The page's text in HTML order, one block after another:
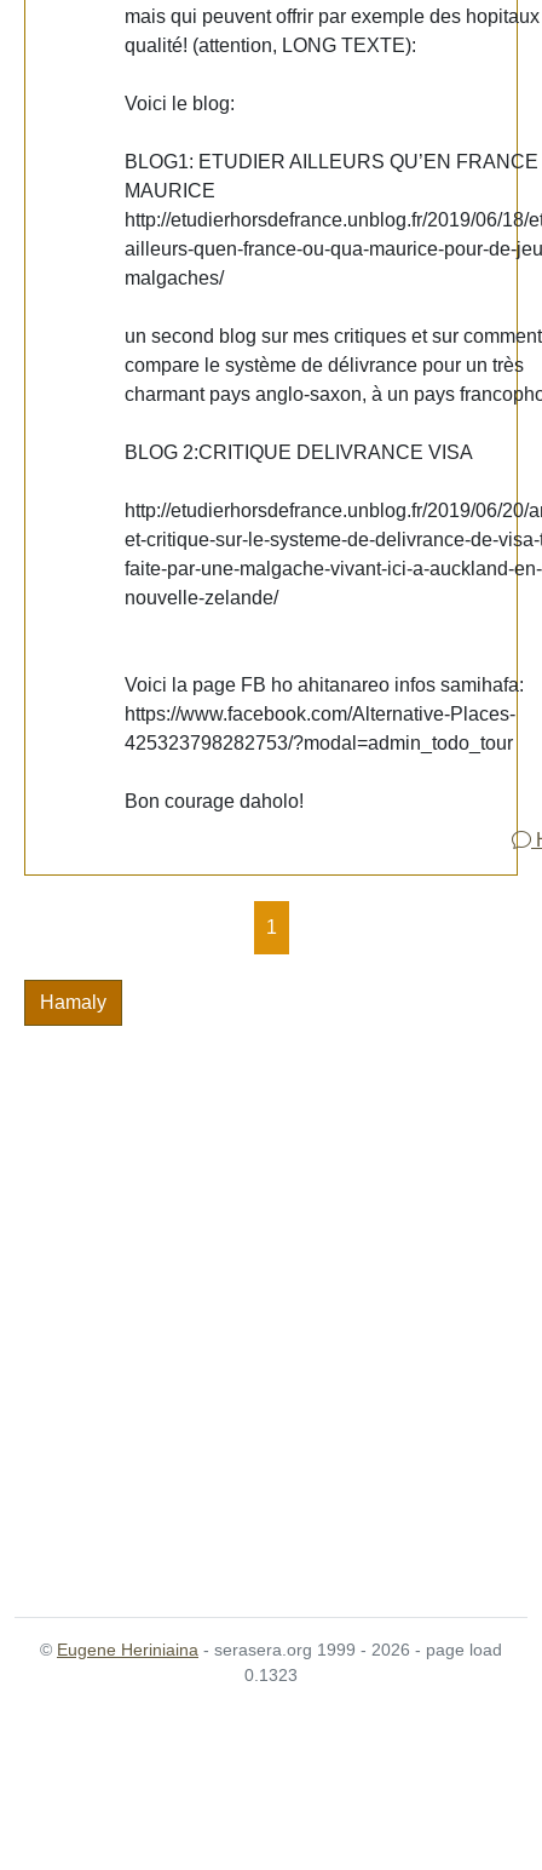
mais qui peuvent offrir par exemple des
qualité! (attention, LONG TEXTE):
Voici le blog:
BLOG1: ETUDIER AILLEURS QU’EN FRANCE
MAURICE
http://etudierhorsdefrance.unblog.fr/2019/06/18/
ailleurs-quen-france-ou-qua-maurice-pour-de-
malgaches/
un second blog sur mes critiques et sur
compare le système de délivrance pour un très
charmant pays anglo-saxon, à un pays
BLOG 2:CRITIQUE DELIVRANCE VISA
http://etudierhorsdefrance.unblog.fr/2019/06/20/
et-critique-sur-le-systeme-de-delivrance-de-
faite-par-une-malgache-vivant-ici-a-auckland-en-
nouvelle-zelande/
Voici la page FB ho ahitanareo infos samihafa:
https://www.facebook.com/Alternative-Places-
425323798282753/?modal=admin_todo_tour
Bon courage daholo!
1
Hamaly
© Eugene Heriniaina - serasera.org 1999 - 2026 - page load
0.1323